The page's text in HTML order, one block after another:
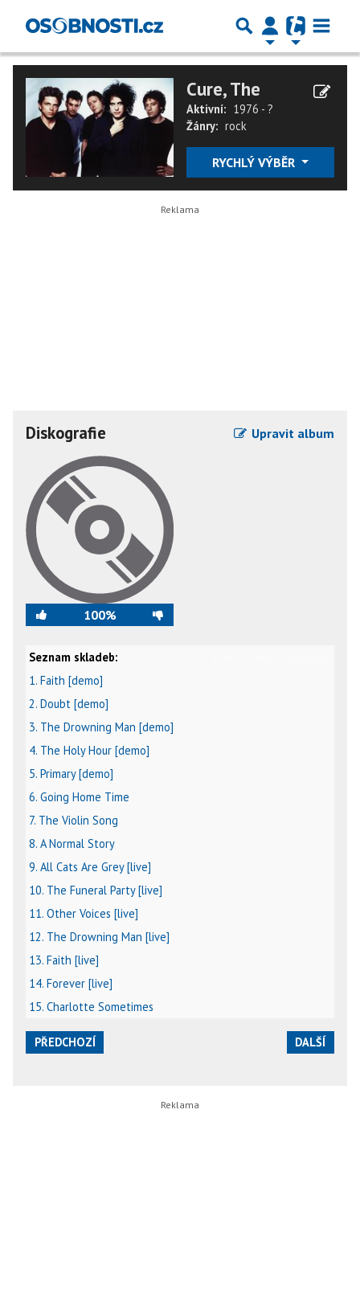
Cure, The
Aktivní: 1976 - ?
Žánry: rock
RYCHLÝ VÝBĚR
Diskografie Upravit album
100%
Seznam skladeb:
1. Faith [demo]
2. Doubt [demo]
3. The Drowning Man [demo]
4. The Holy Hour [demo]
5. Primary [demo]
6. Going Home Time
7. The Violin Song
8. A Normal Story
9. All Cats Are Grey [live]
10. The Funeral Party [live]
11. Other Voices [live]
12. The Drowning Man [live]
13. Faith [live]
14. Forever [live]
15. Charlotte Sometimes
PŘEDCHOZÍ DALŠÍ